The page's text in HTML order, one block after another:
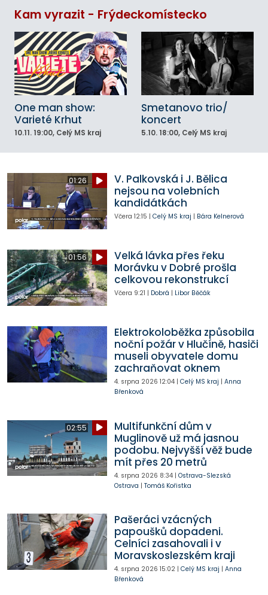
Kam vyrazit - Frýdeckomístecko
One man show:
Varieté Krhut
10.11. 19:00, Celý MS kraj
Smetanovo trio/
koncert
5.10. 18:00, Celý MS kraj
01:26
V. Palkovská i J. Bělica
nejsou na volebních
kandidátkách
Včera 12:15 | Celý MS kraj | Bára Kelnerová
01:56
Velká lávka přes řeku
Morávku v Dobré prošla
celkovou rekonstrukcí
Včera 9:21 | Dobrá | Libor Běčák
Elektrokoloběžka způsobila
noční požár v Hlučíně, hasiči
museli obyvatele domu
zachraňovat oknem
4. srpna 2026 12:04| Celý MS kraj | Anna
Břenková
02:55
Multifunkční dům v
Muglinově už má jasnou
podobu. Nejvyšší věž bude
mít přes 20 metrů
4. srpna 2026 8:34| Ostrava-Slezská
Ostrava | Tomáš Kořistka
Pašeráci vzácných
papoušků dopadeni.
Celníci zasahovali i v
Moravskoslezském kraji
4. srpna 2026 15:02| Celý MS kraj | Anna
Břenková